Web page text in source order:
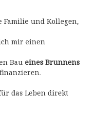
Familie und Kollegen,
mir einen
Bau eines Brunnens
das Leben direkt